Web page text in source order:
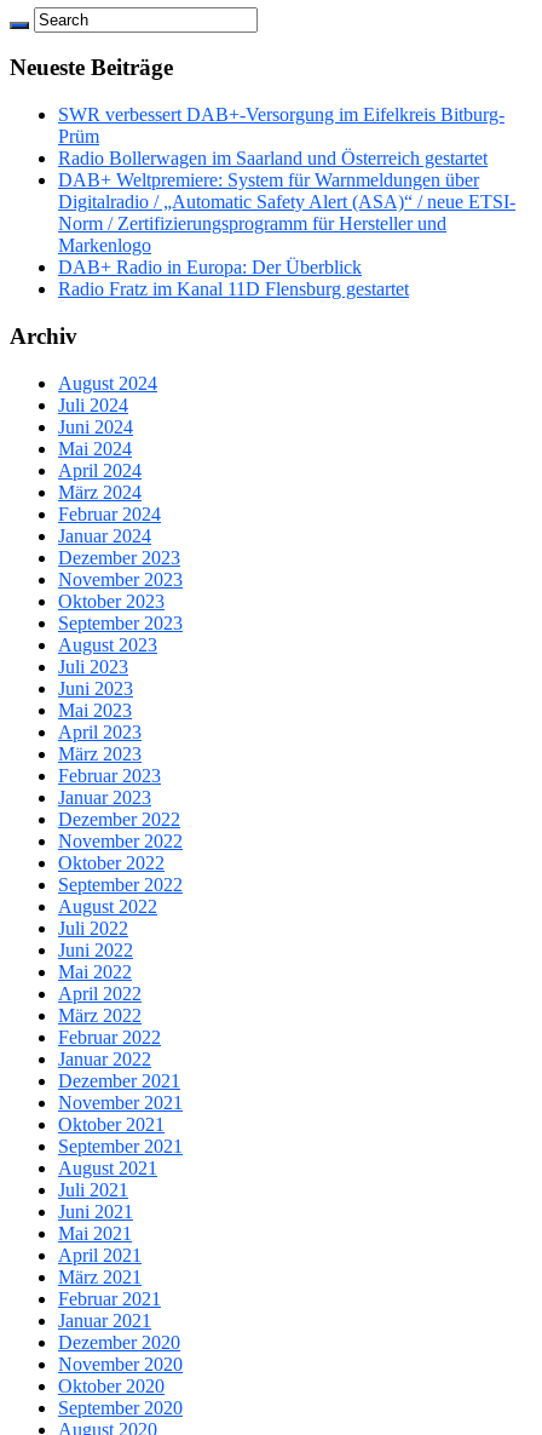
Neueste Beiträge
SWR verbessert DAB+-Versorgung im Eifelkreis Bitburg-
Prüm
Radio Bollerwagen im Saarland und Österreich gestartet
DAB+ Weltpremiere: System für Warnmeldungen über
Digitalradio / „Automatic Safety Alert (ASA)“ / neue ETSI-
Norm / Zertifizierungsprogramm für Hersteller und
Markenlogo
DAB+ Radio in Europa: Der Überblick
Radio Fratz im Kanal 11D Flensburg gestartet
Archiv
August 2024
Juli 2024
Juni 2024
Mai 2024
April 2024
März 2024
Februar 2024
Januar 2024
Dezember 2023
November 2023
Oktober 2023
September 2023
August 2023
Juli 2023
Juni 2023
Mai 2023
April 2023
März 2023
Februar 2023
Januar 2023
Dezember 2022
November 2022
Oktober 2022
September 2022
August 2022
Juli 2022
Juni 2022
Mai 2022
April 2022
März 2022
Februar 2022
Januar 2022
Dezember 2021
November 2021
Oktober 2021
September 2021
August 2021
Juli 2021
Juni 2021
Mai 2021
April 2021
März 2021
Februar 2021
Januar 2021
Dezember 2020
November 2020
Oktober 2020
September 2020
August 2020